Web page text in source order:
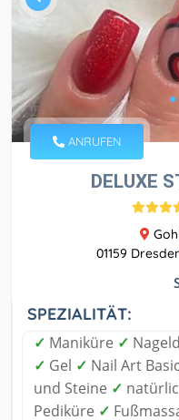
ANRUFEN
DELUXE
01159
SPEZIALITÄT:
✓ Maniküre ✓
✓ Gel ✓ Nail Art Basic
und Steine ✓
Pediküre ✓